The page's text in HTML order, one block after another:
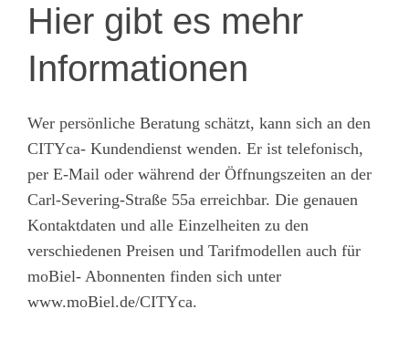
Hier gibt es mehr
Informationen
Wer persönliche Beratung schätzt, kann sich an den
CITYca- Kundendienst wenden. Er ist telefonisch,
per E-Mail oder während der Öffnungszeiten an der
Carl-Severing-Straße 55a erreichbar. Die genauen
Kontaktdaten und alle Einzelheiten zu den
verschiedenen Preisen und Tarifmodellen auch für
moBiel- Abonnenten finden sich unter
www.moBiel.de/CITYca.